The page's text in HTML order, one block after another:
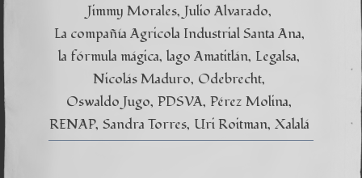
Jimmy Morales Julio Alvarado
La compañía Agricola Industrial Santa Ana
la fórmula mágica lago Amatitlán Legalsa
Nicolás Maduro Odebrecht
Oswaldo Jugo PDSVA Pérez Molina
RENAP Sandra Torres Uri Roitman Xalalá